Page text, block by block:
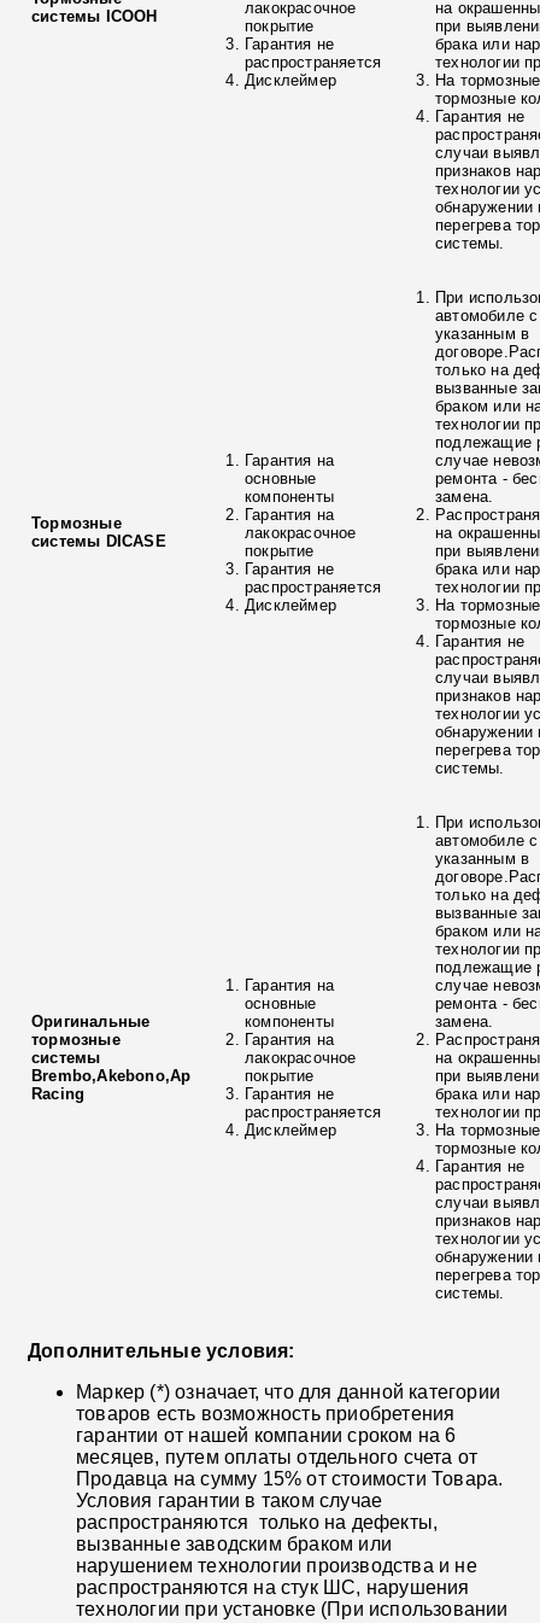
системы ICOOH
лакокрасочное
покрытие
Гарантия не
распространяется
Дисклеймер
на
при
брака или
технологии
На
тормозные
Гарантия не
случаи
признаков
технологии
обнаружении
перегрева
системы.
Тормозные
системы DICASE
Гарантия на
основные
компоненты
Гарантия на
лакокрасочное
покрытие
Гарантия не
распространяется
Дисклеймер
При
автомобиле
указанным в
только на
вызванные
браком или
технологии
подлежащие
случае
ремонта -
замена.
на
при
брака или
технологии
На
тормозные
Гарантия не
случаи
признаков
технологии
обнаружении
перегрева
системы.
Оригинальные
тормозные
системы
Brembo,Akebono,Ap
Racing
Гарантия на
основные
компоненты
Гарантия на
лакокрасочное
покрытие
Гарантия не
распространяется
Дисклеймер
При
автомобиле
указанным в
только на
вызванные
браком или
технологии
подлежащие
случае
ремонта -
замена.
на
при
брака или
технологии
На
тормозные
Гарантия не
случаи
признаков
технологии
обнаружении
перегрева
системы.
Дополнительные условия:
Маркер (*) означает, что для данной категории
товаров есть возможность приобретения
гарантии от нашей компании сроком на 6
месяцев, путем оплаты отдельного счета от
Продавца на сумму 15% от стоимости Товара.
Условия гарантии в таком случае
распространяются только на дефекты,
вызванные заводским браком или
нарушением технологии производства и не
распространяются на стук ШС, нарушения
технологии при установке (При использовании